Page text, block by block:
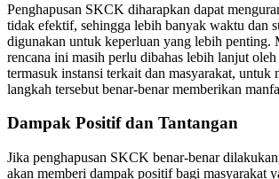
Penghapusan SKCK diharapkan dapat
tidak efektif, sehingga lebih banyak waktu dan
digunakan untuk keperluan yang lebih penting.
rencana ini masih perlu dibahas lebih lanjut
termasuk instansi terkait dan masyarakat, untuk
langkah tersebut benar-benar memberikan
Dampak Positif dan Tantangan
Jika penghapusan SKCK benar-benar
akan memberi dampak positif bagi masyarakat